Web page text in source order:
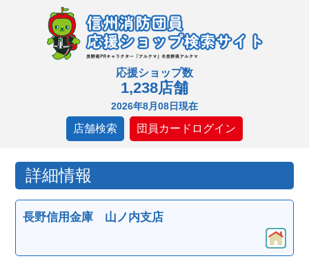
応援ショップ数
1,238店舗
2026年8月08日現在
店舗検索 団員カードログイン
詳細情報
長野信用金庫 山ノ内支店